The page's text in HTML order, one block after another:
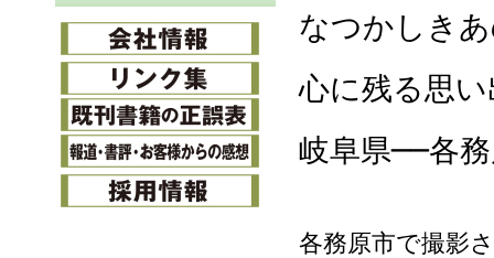
なつかしき
心に残る思
岐阜県──各
各務原市で撮影